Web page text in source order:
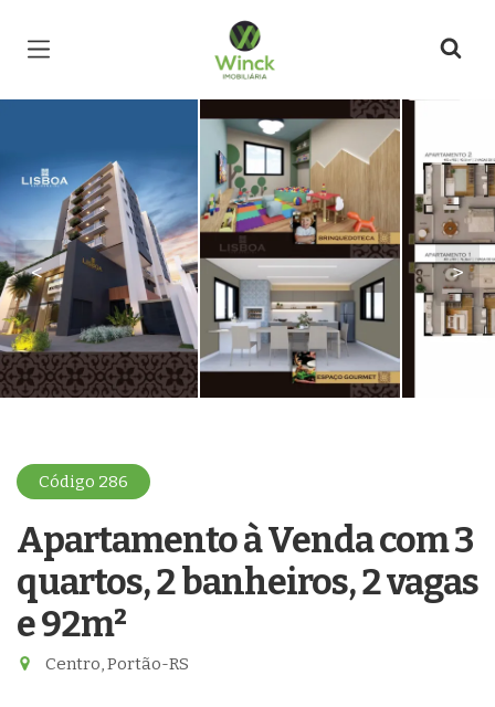
Página inicial
< >
Código 286
Apartamento à Venda com 3
quartos, 2 banheiros, 2 vagas
e 92m²
Centro, Portão-RS